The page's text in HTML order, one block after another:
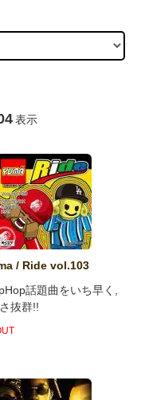
表示
/ Ride vol.103
話題曲をいち早く,
抜群!!